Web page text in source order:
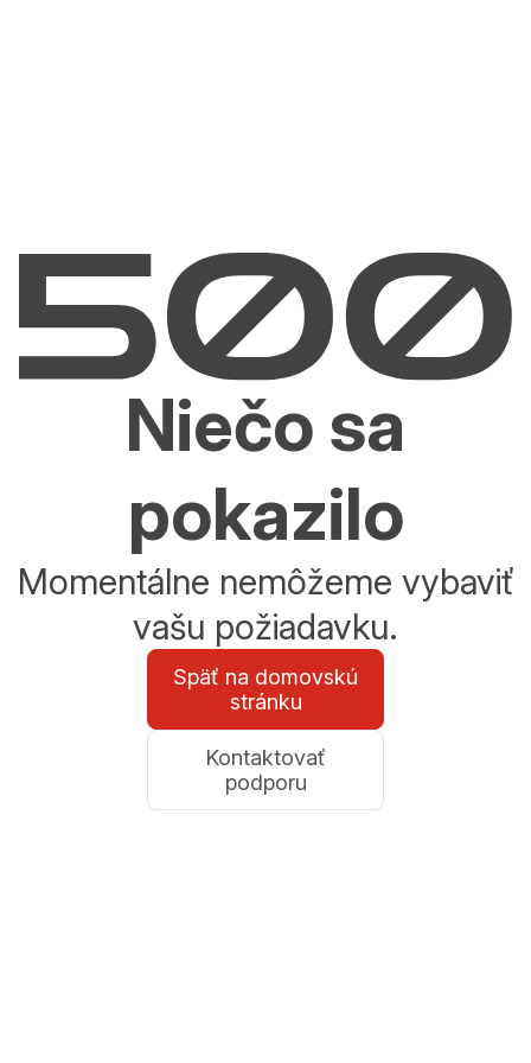
Niečo sa
pokazilo
Momentálne nemôžeme vybaviť
vašu požiadavku.
Späť na domovskú
stránku
Kontaktovať
podporu